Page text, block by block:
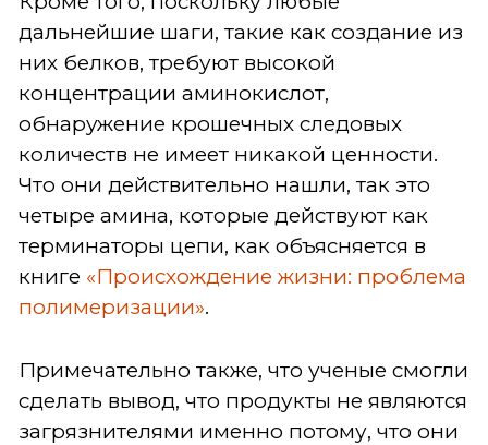
дальнейшие шаги, такие как создание из
них белков, требуют высокой
концентрации аминокислот,
обнаружение крошечных следовых
количеств не имеет никакой ценности.
Что они действительно нашли, так это
четыре амина, которые действуют как
терминаторы цепи, как объясняется в
книге «Происхождение жизни: проблема
полимеризации».
Примечательно также, что ученые смогли
сделать вывод, что продукты не являются
загрязнителями именно потому, что они